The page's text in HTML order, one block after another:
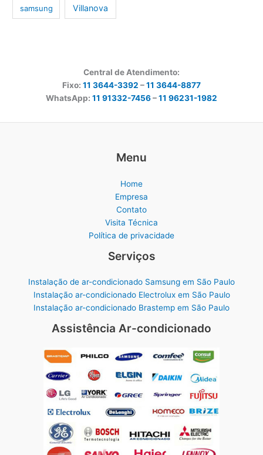
samsung Villanova
Central de Atendimento:
Fixo: 11 3644-3392 –11 3644-8877
WhatsApp: 11 91332-7456–11 96231-1982
Menu
Home
Empresa
Contato
Visita Técnica
Política de privacidade
Serviços
Instalação de ar-condicionado Samsung em São Paulo
Instalação ar-condicionado Electrolux em São Paulo
Instalação ar-condicionado Brastemp em São Paulo
Assistência Ar-condicionado